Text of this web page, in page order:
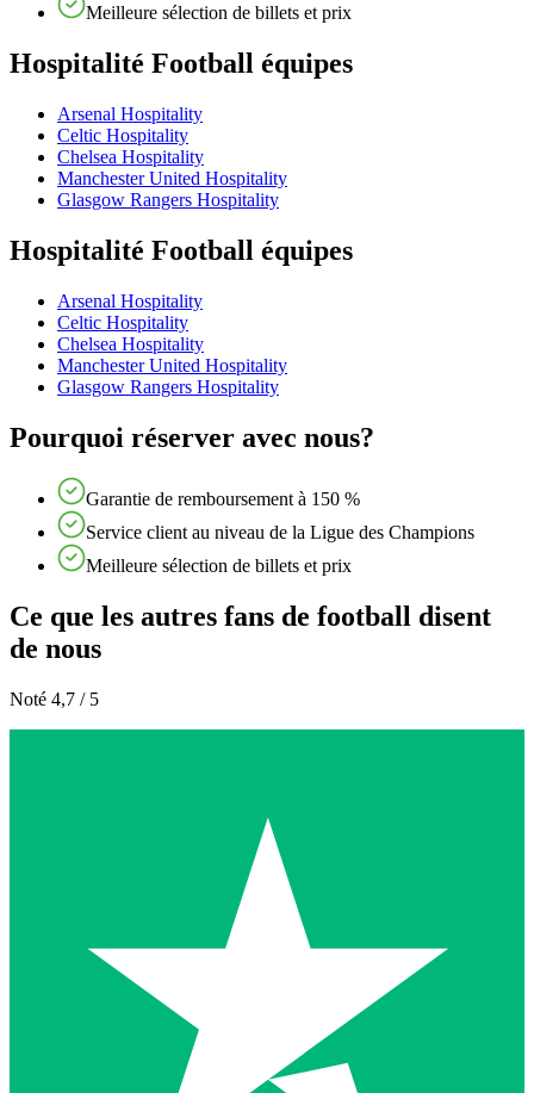
Meilleure sélection de billets et prix
Hospitalité Football équipes
Arsenal Hospitality
Celtic Hospitality
Chelsea Hospitality
Manchester United Hospitality
Glasgow Rangers Hospitality
Hospitalité Football équipes
Arsenal Hospitality
Celtic Hospitality
Chelsea Hospitality
Manchester United Hospitality
Glasgow Rangers Hospitality
Pourquoi réserver avec nous?
Garantie de remboursement à 150 %
Service client au niveau de la Ligue des Champions
Meilleure sélection de billets et prix
Ce que les autres fans de football disent
de nous
Noté 4,7 / 5